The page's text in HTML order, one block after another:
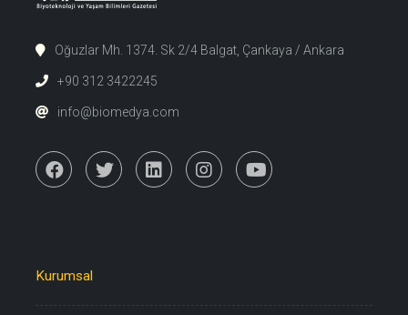
Oğuzlar Mh. 1374. Sk 2/4 Balgat, Çankaya / Ankara
+90 312 3422245
info@biomedya.com
Kurumsal